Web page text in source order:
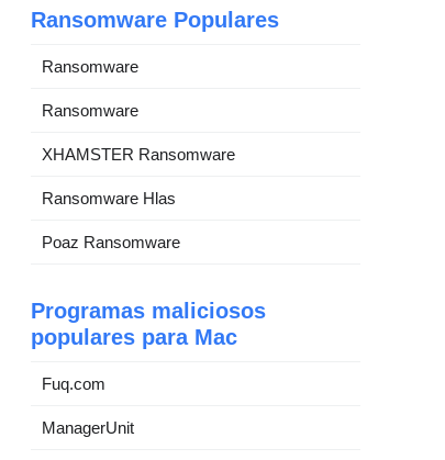
Ransomware Populares
Ransomware
Ransomware
XHAMSTER Ransomware
Ransomware Hlas
Poaz Ransomware
Programas maliciosos
populares para Mac
Fuq.com
ManagerUnit